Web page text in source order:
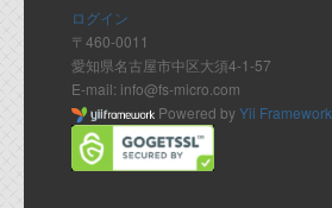
ログイン
〒460-0011
愛知県名古屋市中区大須4-1-57
E-mail: info@fs-micro.com
Powered byYii Framework